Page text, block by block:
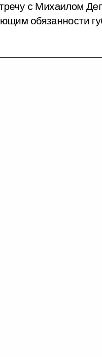
с Михаилом
обязанности